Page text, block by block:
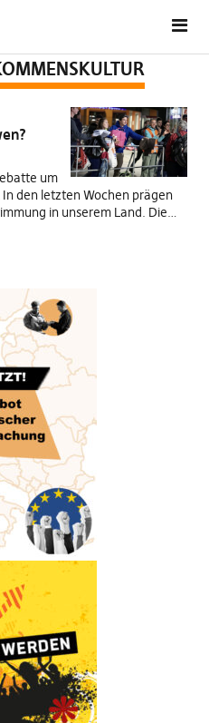
um
den letzten Wochen prägen
in unserem Land. Die…